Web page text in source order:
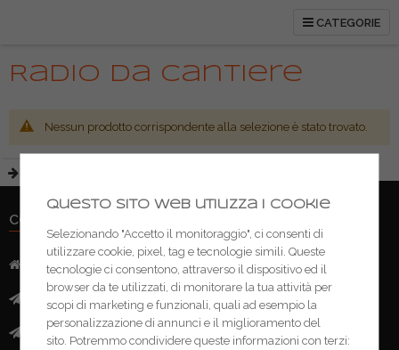
CATEGORIE
Radio da cantiere
Nessun prodotto corrispondente alla selezione è stato trovato.
CONTATTI
Indirizzo:Via Mazzini, 52 - 46043 Castiglione delle Stivere (MN)
info@ferramentacima.com
Pec:
Questo sito web utilizza i cookie
Selezionando "Accetto il monitoraggio", ci consenti di
utilizzare cookie, pixel, tag e tecnologie simili. Queste
tecnologie ci consentono, attraverso il dispositivo ed il
browser da te utilizzati, di monitorare la tua attività per
scopi di marketing e funzionali, quali ad esempio la
personalizzazione di annunci e il miglioramento del
sito. Potremmo condividere queste informazioni con terzi: